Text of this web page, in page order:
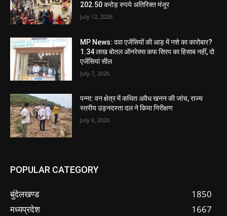
202.50 करोड़ रुपये अतिरिक्त मंजूर
July 12, 2026
MP News: दवा एजेंसियों की आड़ में नशे का कारोबार?
1.34 लाख बोतल ऑनरेक्स कफ सिरप का हिसाब नहीं, दो
एजेंसियां सील
July 7, 2026
पन्ना: वन क्षेत्र में कथित अवैध खनन की जांच, राज्य
स्तरीय उड़नदस्ता दल ने किया निरीक्षण
July 6, 2026
POPULAR CATEGORY
बुंदेलखण्ड
1850
मध्यप्रदेश
1667